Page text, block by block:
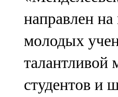
направлен
молодых
талантливой
студентов и